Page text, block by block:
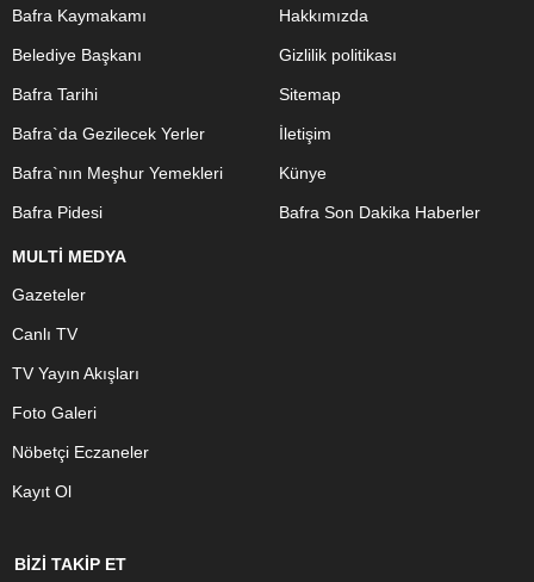
Bafra Kaymakamı
Belediye Başkanı
Bafra Tarihi
Bafra`da Gezilecek Yerler
Bafra`nın Meşhur Yemekleri
Bafra Pidesi
Hakkımızda
Gizlilik politikası
Sitemap
İletişim
Künye
Bafra Son Dakika Haberler
MULTİ MEDYA
Gazeteler
Canlı TV
TV Yayın Akışları
Foto Galeri
Nöbetçi Eczaneler
Kayıt Ol
BİZİ TAKİP ET